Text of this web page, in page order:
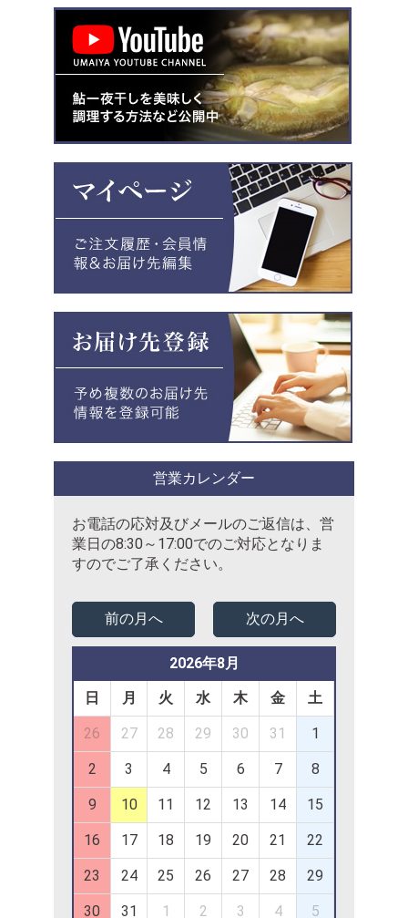
営業カレンダー
お電話の応対及びメールのご返信は、営
業日の8:30～17:00でのご対応となりま
すのでご了承ください。
2026年8月
前の月へ 次の月へ
日 月 火 水 木 金 土
26 27 28 29 30 31 1
2 3 4 5 6 7 8
9 10 11 12 13 14 15
16 17 18 19 20 21 22
23 24 25 26 27 28 29
30 31 1 2 3 4 5